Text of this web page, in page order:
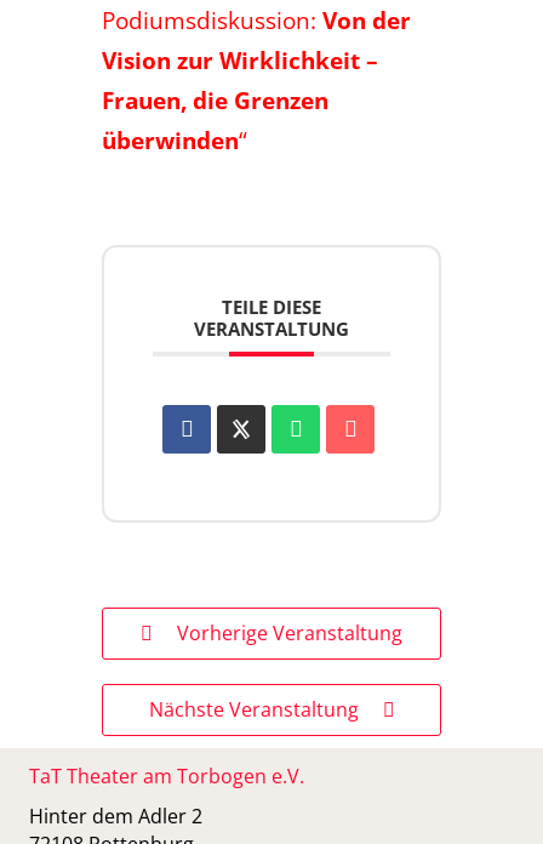
Podiumsdiskussion: Von der
Vision zur Wirklichkeit –
Frauen, die Grenzen
überwinden“
TEILE DIESE
VERANSTALTUNG
Vorherige Veranstaltung
Nächste Veranstaltung
TaT Theater am Torbogen e.V.
Hinter dem Adler 2